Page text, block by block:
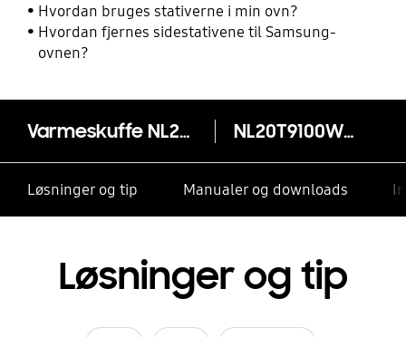
Hvordan bruges stativerne i min ovn?
Hvordan fjernes sidestativene til Samsung-
ovnen?
Varmeskuffe NL20T9100WD/UR med Keep Warm 25 L NL20T9100WD/UR
Løsninger og tip Manualer og downloads
Løsninger og tip